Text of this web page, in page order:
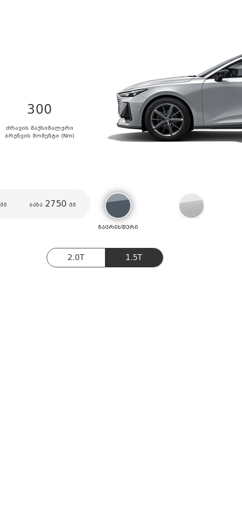
300
ძრავის მაქსიმალური
ბრუნვის მომენტი (Nm)
მმ ბაზა 2750 მმ
ნაცრისფერი
2.0T 1.5T